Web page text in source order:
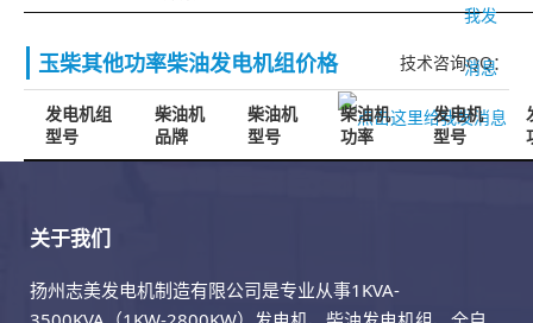
玉柴其他功率柴油发电机组价格 技术咨询QQ：
发电机组
型号
柴油机
品牌
柴油机
型号
柴油机
功率
发电机
型号
关于我们
扬州志美发电机制造有限公司是专业从事1KVA-